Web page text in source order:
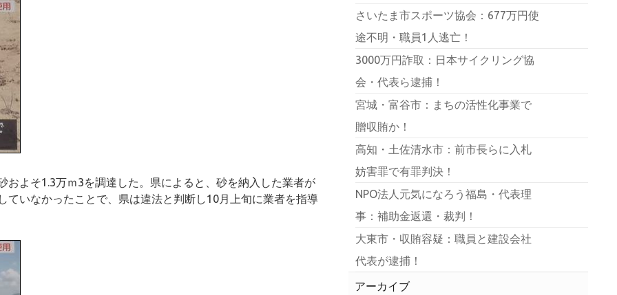
よそ1.3万ｍ3を調達した。県によると、砂を納入した業者が
いなかったことで、県は違法と判断し10月上旬に業者を指導
さいたま市スポーツ協会：677万円使
途不明・職員1人逃亡！
3000万円詐取：日本サイクリング協
会・代表ら逮捕！
宮城・富谷市：まちの活性化事業で
贈収賄か！
高知・土佐清水市：前市長らに入札
妨害罪で有罪判決！
NPO法人元気になろう福島・代表理
事：補助金返還・裁判！
大東市・収賄容疑：職員と建設会社
代表が逮捕！
アーカイブ